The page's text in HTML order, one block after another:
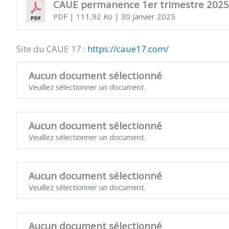
CAUE permanence 1er trimestre 2025
PDF| 111,92 Ko | 30 Janvier 2025
Site du CAUE 17 : https://caue17.com/
Aucun document sélectionné
Veuillez sélectionner un document.
Aucun document sélectionné
Veuillez sélectionner un document.
Aucun document sélectionné
Veuillez sélectionner un document.
Aucun document sélectionné